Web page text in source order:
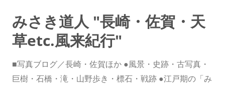
みさき道人 "長崎・佐賀・天
草etc.風来紀行"
■写真ブログ／長崎・佐賀ほか ●風景・史跡・古写真・
巨樹・石橋・滝・山野歩き・標石・戦跡 ●江戸期の「み